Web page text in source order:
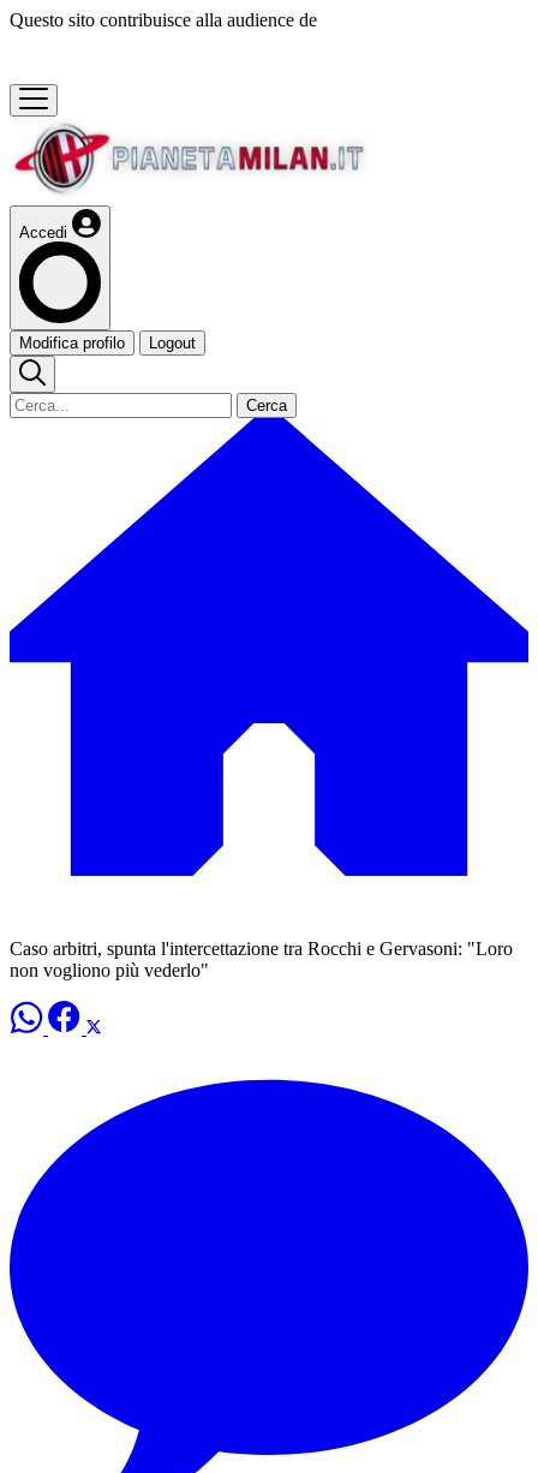
Questo sito contribuisce alla audience de
Accedi
Modifica profilo Logout
Cerca
Caso arbitri, spunta l'intercettazione tra Rocchi e Gervasoni: "Loro
non vogliono più vederlo"